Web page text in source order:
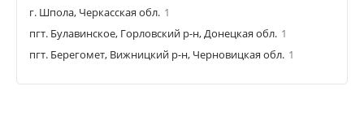
г. Шпола, Черкасская обл. 1
пгт. Булавинское, Горловский р-н, Донецкая обл. 1
пгт. Берегомет, Вижницкий р-н, Черновицкая обл. 1